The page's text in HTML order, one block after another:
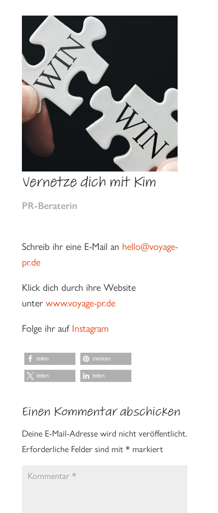
Vernetze dich mit Kim
PR-Beraterin
Schreib ihr eine E-Mail an hello@voyage-
pr.de
Klick dich durch ihre Website
unterwww.voyage-pr.de
Folge ihr auf Instagram
teilen merken
teilen teilen
Einen Kommentar abschicken
Deine E-Mail-Adresse wird nicht veröffentlicht.
Erforderliche Felder sind mit *markiert